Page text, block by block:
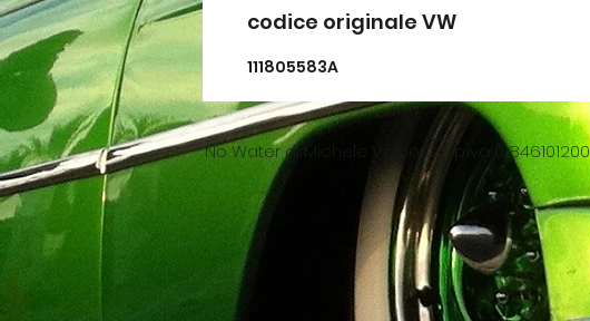
codice originale VW
111805583A
No Water di Michele Volpones p.iva 01846101200